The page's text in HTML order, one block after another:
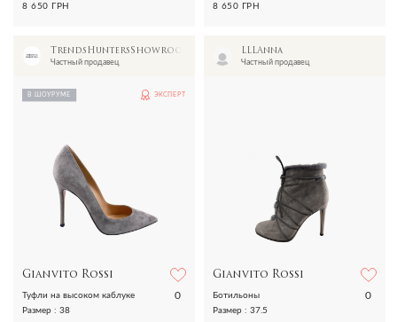
8 650 ГРН 8 650 ГРН
TrendsHuntersShowroom
Частный продавец
В ШОУРУМЕ ЭКСПЕРТ
Gianvito Rossi
0
Туфли на высоком каблуке
Размер : 38
LLLAnna
Частный продавец
Gianvito Rossi
0
Ботильоны
Размер : 37.5